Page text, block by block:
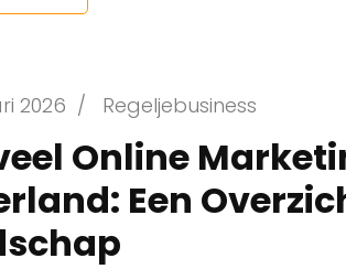
2026 / Regeljebusiness
Online
Een